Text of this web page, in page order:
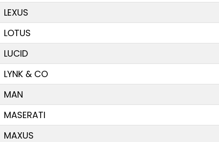
LEXUS
LOTUS
LUCID
LYNK & CO
MAN
MASERATI
MAXUS